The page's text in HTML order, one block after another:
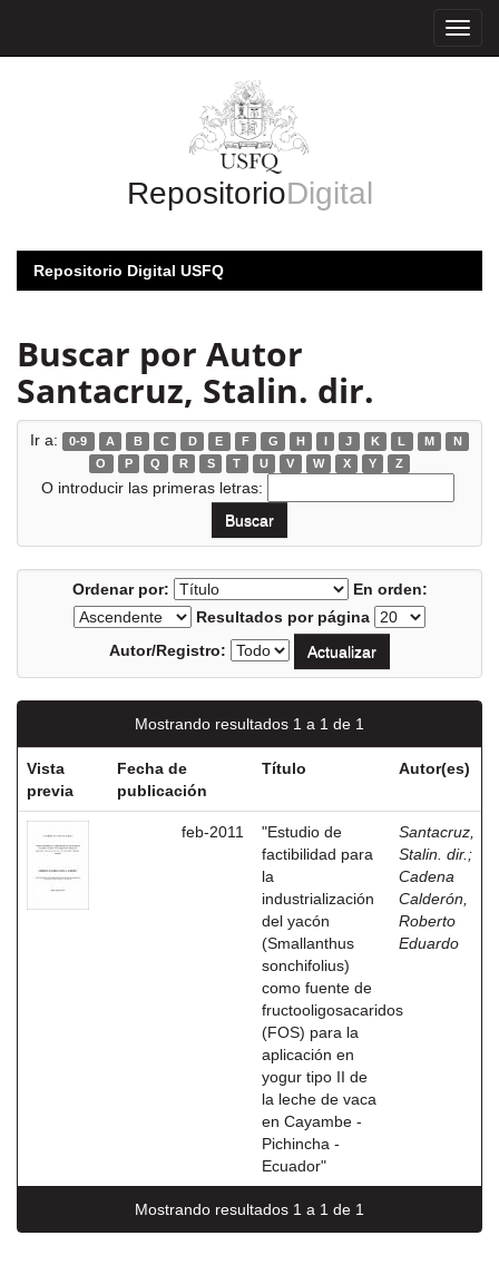
RepositorioDigital
Repositorio Digital USFQ
Buscar por Autor
Santacruz, Stalin. dir.
Ir a: 0-9 A B C D E F G H I J K L M
N
O
P Q R S T U V W X Y Z
O introducir las primeras letras:
Ordenar por:
En orden:
Resultados por página
Autor/Registro:
Mostrando resultados 1 a 1 de 1
Vista
previa
Fecha de
publicación
Título Autor(es)
feb-2011
"Estudio de
factibilidad para
la
industrialización
del yacón
(Smallanthus
sonchifolius)
como fuente de
fructooligosacaridos
(FOS) para la
aplicación en
yogur tipo II de
la leche de vaca
en Cayambe -
Pichincha -
Ecuador"
Santacruz,
Stalin. dir. ;
Cadena
Calderón,
Roberto
Eduardo
Mostrando resultados 1 a 1 de 1